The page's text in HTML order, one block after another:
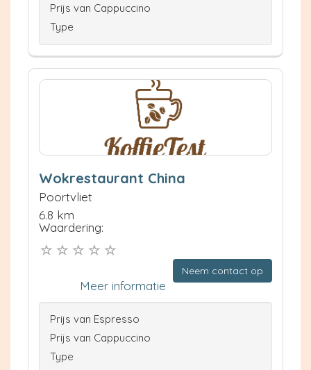
Prijs van Cappuccino
Type
Wokrestaurant China
Poortvliet
6.8 km
Waardering:
Neem contact op
Meer informatie
Prijs van Espresso
Prijs van Cappuccino
Type